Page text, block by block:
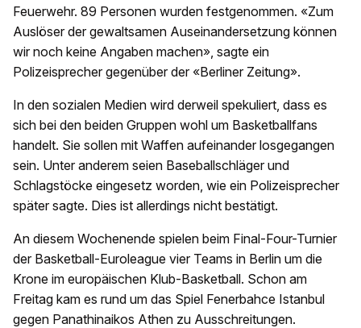
Feuerwehr. 89 Personen wurden festgenommen. «Zum
Auslöser der gewaltsamen Auseinandersetzung können
wir noch keine Angaben machen», sagte ein
Polizeisprecher gegenüber der «Berliner Zeitung».
In den sozialen Medien wird derweil spekuliert, dass es
sich bei den beiden Gruppen wohl um Basketballfans
handelt. Sie sollen mit Waffen aufeinander losgegangen
sein. Unter anderem seien Baseballschläger und
Schlagstöcke eingesetz worden, wie ein Polizeisprecher
später sagte. Dies ist allerdings nicht bestätigt.
An diesem Wochenende spielen beim Final-Four-Turnier
der Basketball-Euroleague vier Teams in Berlin um die
Krone im europäischen Klub-Basketball. Schon am
Freitag kam es rund um das Spiel Fenerbahce Istanbul
gegen Panathinaikos Athen zu Ausschreitungen.